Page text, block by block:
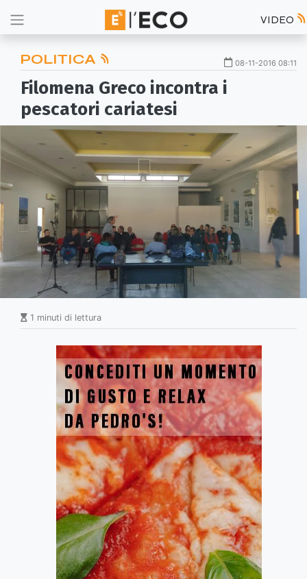
VIDEO
POLITICA 08-11-2016 08:11
Filomena Greco incontra i
pescatori cariatesi
1 minuti di lettura